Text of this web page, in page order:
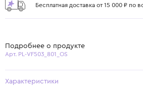
Бесплатная доставка от 15 000 ₽ по
Подробнее о продукте
Арт. PL-VF503_801_OS
Характеристики